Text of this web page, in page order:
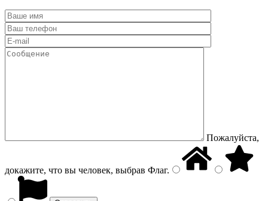
Пожалуйста,
докажите, что вы человек, выбрав Флаг.